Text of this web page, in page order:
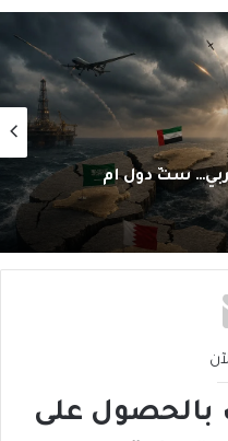
ستُّ دول أم
للنُخَب أم تَكريسٌ
بالحصول على